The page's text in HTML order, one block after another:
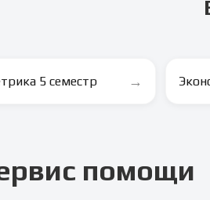
5 семестр →
помощи